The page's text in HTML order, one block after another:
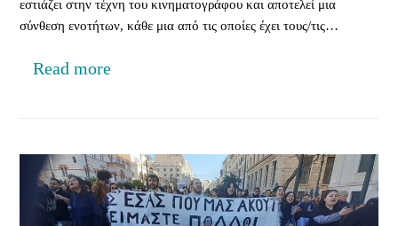
εστιάζει στην τέχνη του κινηματογράφου και αποτελεί μια
σύνθεση ενοτήτων, κάθε μια από τις οποίες έχει τους/τις…
Read more